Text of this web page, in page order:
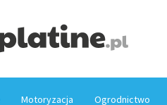
Motoryzacja Ogrodnictwo